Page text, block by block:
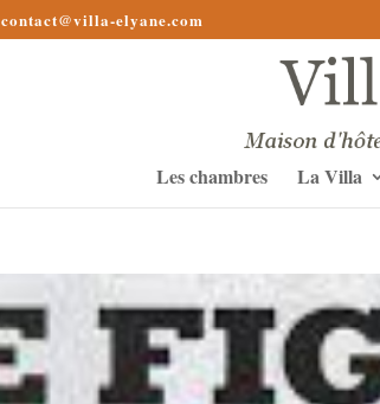
contact@villa-elyane.com
Les chambres La Villa